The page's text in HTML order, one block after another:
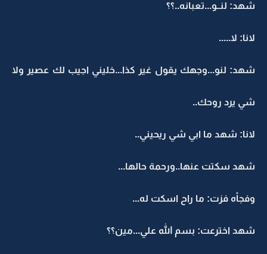
شهد: لنــو...تعبانه..؟؟
لانا: لا.....
شهد: لنو...وجهك يقول غير كذا...خليني اجيب لك عصير ولا
شي يرد روحك..
لانا: شهد ما ابي شي ريحيني..
شهد سكتت عنها..ورحمة حالها...
وفجأه فزت: ما راح اسكت له...
شهد اخترعت: بسم الله علي...مين؟؟